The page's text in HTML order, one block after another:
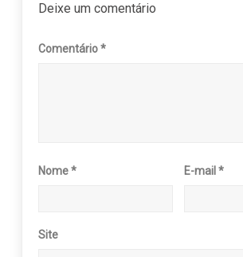
Deixe um comentário
Comentário*
Nome* E-mail*
Site